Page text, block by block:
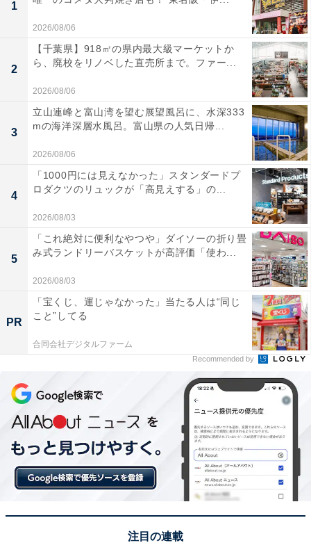
この日に行われていたのが、時空因縁、万象究理、自主
自律、社会寄与という、耳慣れない四字熟語の探究領域
1年生は、時空因縁という探究領域で、スクール周辺の
地図を作りに外に出かけていきます。
2年生も外に出かけて行ったと思ったら、しばらくする
と植物を手にして戻ってきて、それぞれが採集してきた
植物の模写をしながら、気付いたことを話し合っている
様子。これは、万象究理の探究領域。
1階では、ノコギリが並べられ、3年生が板を切っていま
す。これからこの板を使って、椅子を作るのだそうで
す。板は結構分厚くて、真っすぐに切るのはなかなか簡
単ではありませんが、子どもたちは協力し合いながら、
切り落としていました。
1
2026/08/06
2
【千葉県】918㎡の県内最大級マーケットか
ら、廃校をリノベした直売所まで。ファー...
2026/08/06
3
立山連峰と富山湾を望む展望風呂に、水深333
mの海洋深層水風呂。富山県の人気日帰...
2026/08/06
4
「1000円には見えなかった」スタンダードプ
ロダクツのリュックが「高見えする」の...
2026/08/03
5
「これ絶対に便利なやつや」ダイソーの折り畳
み式ランドリーバスケットが高評価「使わ...
2026/08/03
PR
「宝くじ、運じゃなかった」当たる人は“同じ
こと”してる
合同会社デジタルファーム
Recommended by
注目の連載